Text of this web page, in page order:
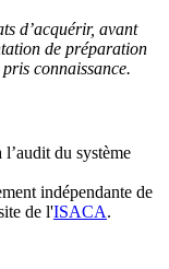
d’acquérir, avant
de préparation
connaissance.
du système
indépendante de
de l'ISACA.